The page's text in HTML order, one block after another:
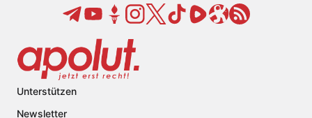
Unterstützen
Newsletter